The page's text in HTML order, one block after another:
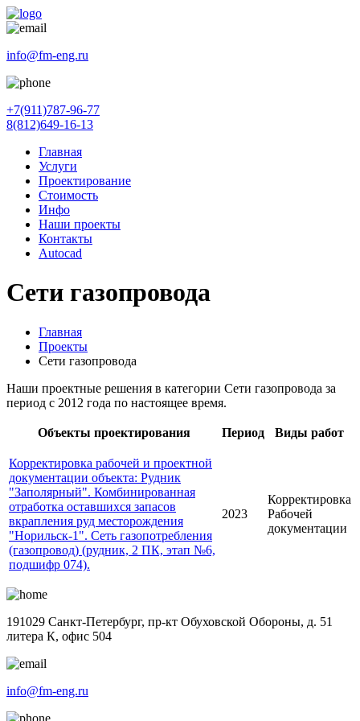
info@fm-eng.ru
+7(911)787-96-77
8(812)649-16-13
Главная
Услуги
Проектирование
Стоимость
Инфо
Наши проекты
Контакты
Autocad
Сети газопровода
Главная
Проекты
Сети газопровода
Наши проектные решения в категории Сети газопровода за
период с 2012 года по настоящее время.
Объекты проектирования Период Виды работ
Корректировка рабочей и проектной
документации объекта: Рудник
"Заполярный". Комбинированная
отработка оставшихся запасов
вкрапления руд месторождения
"Норильск-1". Сеть газопотребления
(газопровод) (рудник, 2 ПК, этап №6,
подшифр 074).
2023
Корректировка
Рабочей
документации
191029 Санкт-Петербург, пр-кт Обуховской Обороны, д. 51
литера К, офис 504
info@fm-eng.ru